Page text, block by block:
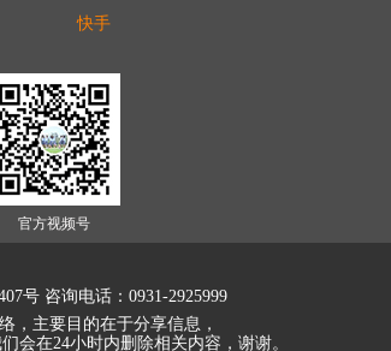
快手
官方视频号
号 咨询电话：0931-2925999
，主要目的在于分享信息，
会在24小时内删除相关内容，谢谢。